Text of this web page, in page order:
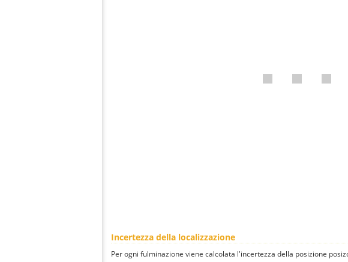
Incertezza della localizzazione
Per ogni fulminazione viene calcolata l'incertezza della posizione